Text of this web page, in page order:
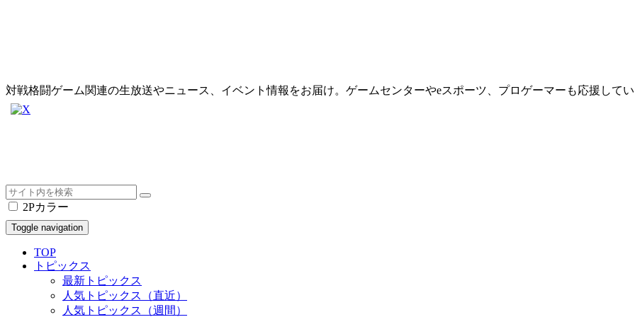
対戦格闘ゲーム関連の生放送やニュース、イベント情報をお届け。ゲームセンターやeスポーツ、プロゲーマーも応援して
2Pカラー
Toggle navigation
TOP
トピックス
最新トピックス
人気トピックス（直近）
人気トピックス（週間）